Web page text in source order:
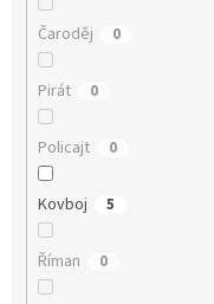
Čaroděj 0
Pirát 0
Policajt 0
Kovboj 5
Říman 0